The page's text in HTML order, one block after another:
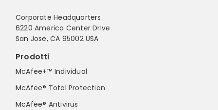
Corporate Headquarters
6220 America Center Drive
San Jose, CA 95002 USA
Prodotti
McAfee+™ Individual
McAfee® Total Protection
McAfee® Antivirus